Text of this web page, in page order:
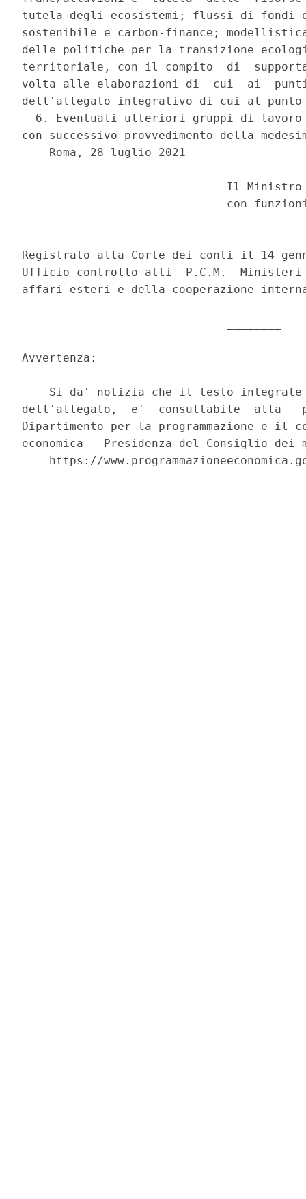
tutela degli ecosistemi; flussi di fondi
sostenibile e carbon-finance;
delle politiche per la transizione
territoriale, con il compito  di
volta alle elaborazioni di  cui  ai
dell'allegato integrativo di cui al
6. Eventuali ulteriori gruppi di
con successivo provvedimento della
    Roma, 28 luglio 2021
Il
con
Registrato alla Corte dei conti il 14
Ufficio controllo atti  P.C.M.
affari esteri e della cooperazione
Avvertenza:
Si da' notizia che il testo
dell'allegato,  e'  consultabile  alla
Dipartimento per la programmazione e il
economica - Presidenza del Consiglio